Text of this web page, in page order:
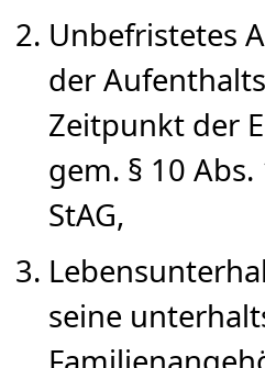
Unbefristetes
der
Zeitpunkt der
gem. § 10 Abs.
StAG,
seine